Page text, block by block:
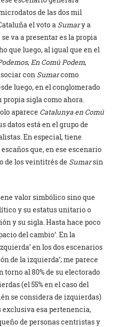
de las dos mil
el voto a Sumary a
va a presentar es la propia
que luego, al igual que en el
,En Comú Podem,
con Sumarcomo
luego, en el conglomerado
sigla como ahora.
aparece Catalunya en Comú
datos está en el grupo de
En especial, tiene
que, en ese escenario
de los veintitrés de Sumarsin
valor simbólico sino que
y su estatus unitario o
y su sigla. Hasta hace poco
del cambio’. En la
en los dos escenarios
de la izquierda’; me parece
torno al 80% de su electorado
(el 55% en el caso del
se considera de izquierdas)
exclusiva esa pertenencia,
de personas centristas y